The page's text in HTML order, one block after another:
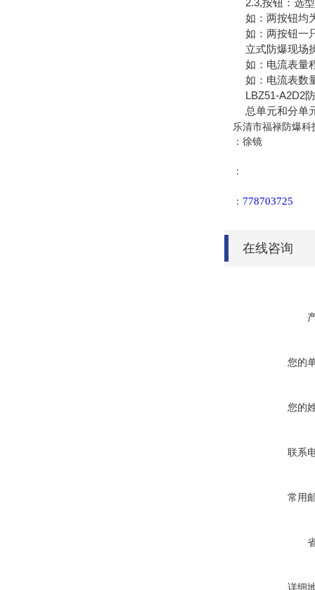
2.3,按钮：选型
如：两按钮均为
如：两按钮一只
立式防爆现场操
如：电流表量程
如：电流表数量
LBZ51-A2D2防
总单元和分单元
乐清市福禄防爆科
：徐镜
：
： 778703725
在线咨询
您的
您的
联系
常用
详细